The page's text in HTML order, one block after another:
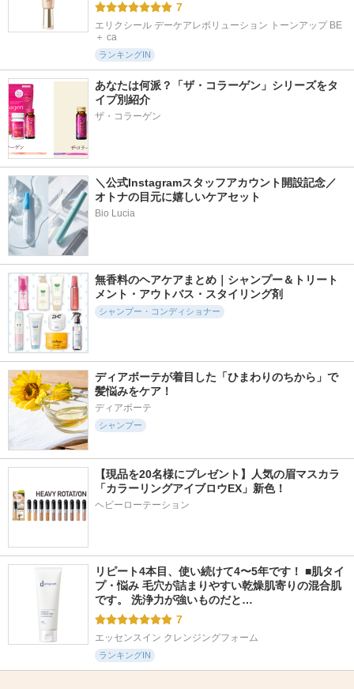
7
エリクシール デーケアレボリューション トーンアップ BE
＋ ca
ランキングIN
あなたは何派？「ザ・コラーゲン」シリーズをタ
イプ別紹介
ザ・コラーゲン
＼公式Instagramスタッフアカウント開設記念／
オトナの目元に嬉しいケアセット
Bio Lucia
無香料のヘアケアまとめ｜シャンプー＆トリート
メント・アウトバス・スタイリング剤
シャンプー・コンディショナー
ディアボーテが着目した「ひまわりのちから」で
髪悩みをケア！
ディアボーテ
シャンプー
【現品を20名様にプレゼント】人気の眉マスカラ
「カラーリングアイブロウEX」新色！
ヘビーローテーション
リピート4本目、使い続けて4〜5年です！ ■肌タイ
プ・悩み 毛穴が詰まりやすい乾燥肌寄りの混合肌
です。 洗浄力が強いものだと…
7
エッセンスイン クレンジングフォーム
ランキングIN